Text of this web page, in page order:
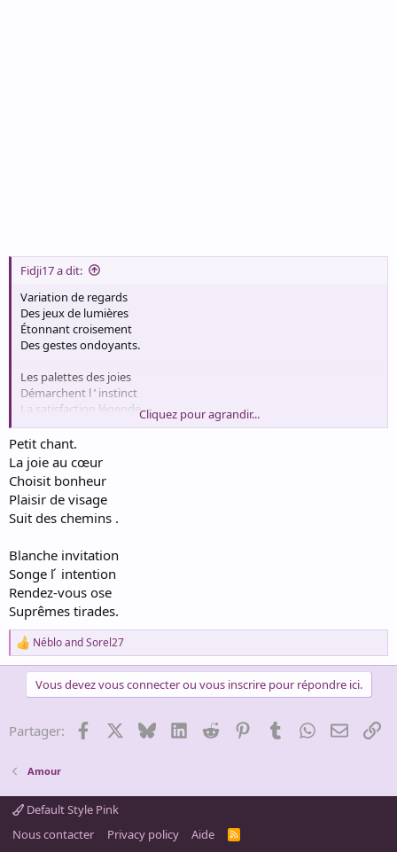
Fidji17 a dit:
Variation de regards
Des jeux de lumières
Étonnant croisement
Des gestes ondoyants.
Les palettes des joies
Démarchent l ’ instinct
La satisfaction légendeCliquez pour agrandir...
Petit chant.
La joie au cœur
Choisit bonheur
Plaisir de visage
Suit des chemins .
Blanche invitation
Songe l ́ intention
Rendez-vous ose
Suprêmes tirades.
R
e
o
:
NébloandSorel27
Vous devez vous connecter ou vous inscrire pour répondre ici.
Partager: Facebook BlueskyLinkedInReddit PinterestTumblrWhatsApp
Email
Amour
Default Style Pink
Nous contacter
Privacy policy Aide
R